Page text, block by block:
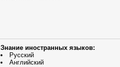
Знание иностранных языков:
Русский
Английский